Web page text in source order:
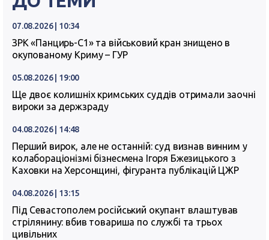
07.08.2026 | 10:34
ЗРК «Панцирь-С1» та військовий кран знищено в
окупованому Криму – ГУР
05.08.2026 | 19:00
Ще двоє колишніх кримських суддів отримали заочні
вироки за держзраду
04.08.2026 | 14:48
Перший вирок, але не останній: суд визнав винним у
колабораціонізмі бізнесмена Ігоря Бжезицького з
Каховки на Херсонщині, фігуранта публікацій ЦЖР
04.08.2026 | 13:15
Під Севастополем російський окупант влаштував
стрілянину: вбив товариша по службі та трьох
цивільних